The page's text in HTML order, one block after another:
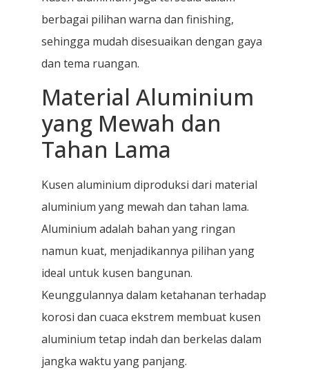
berbagai pilihan warna dan finishing,
sehingga mudah disesuaikan dengan gaya
dan tema ruangan.
Material Aluminium
yang Mewah dan
Tahan Lama
Kusen aluminium diproduksi dari material
aluminium yang mewah dan tahan lama.
Aluminium adalah bahan yang ringan
namun kuat, menjadikannya pilihan yang
ideal untuk kusen bangunan.
Keunggulannya dalam ketahanan terhadap
korosi dan cuaca ekstrem membuat kusen
aluminium tetap indah dan berkelas dalam
jangka waktu yang panjang.